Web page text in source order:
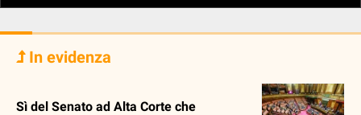
In evidenza
Sì del Senato ad Alta Corte che